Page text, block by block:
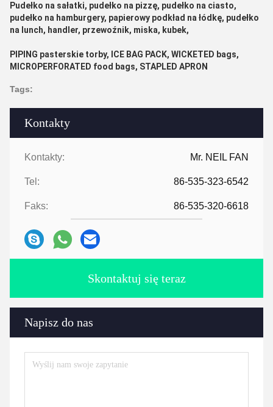
Kontakty
Kontakty: Mr. NEIL FAN
Tel: 86-535-323-6542
Faks: 86-535-320-6618
Skontaktuj się teraz
Napisz do nas
Pudełko na sałatki, pudełko na pizzę, pudełko na ciasto,
pudełko na hamburgery, papierowy podkład na łódkę, pudełko
na lunch, handler, przewoźnik, miska, kubek,
PIPING pasterskie torby, ICE BAG PACK, WICKETED bags,
MICROPERFORATED food bags, STAPLED APRON
Tags: